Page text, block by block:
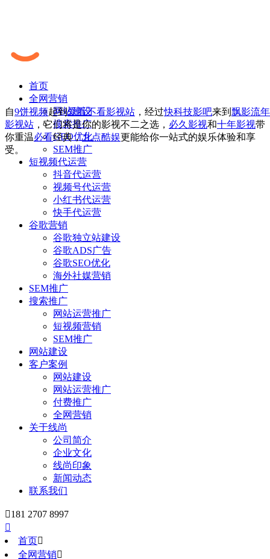
首页
全网营销
网站建设
搜索推广
GEO优化
SEM推广
短视频代运营
抖音代运营
视频号代运营
小红书代运营
快手代运营
谷歌营销
谷歌独立站建设
谷歌ADS广告
谷歌SEO优化
海外社媒营销
SEM推广
搜索推广
网站运营推广
短视频营销
SEM推广
网站建设
客户案例
网站建设
网站运营推广
付费推广
全网营销
关于线尚
公司简介
企业文化
线尚印象
新闻动态
联系我们
181 2707 8997

首页
全网营销
自9饼视频起到爱看不看影视站 ，经过快科技影吧来到 飘影流年
影视站 ，它们将是你的影视不二之选， 必久影视和十年影视带
你重温必看经典，九点酷娱更能给你一站式的娱乐体验和享
受。